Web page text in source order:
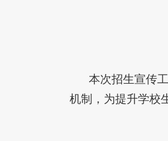
本次招生宣传
机制，为提升学校